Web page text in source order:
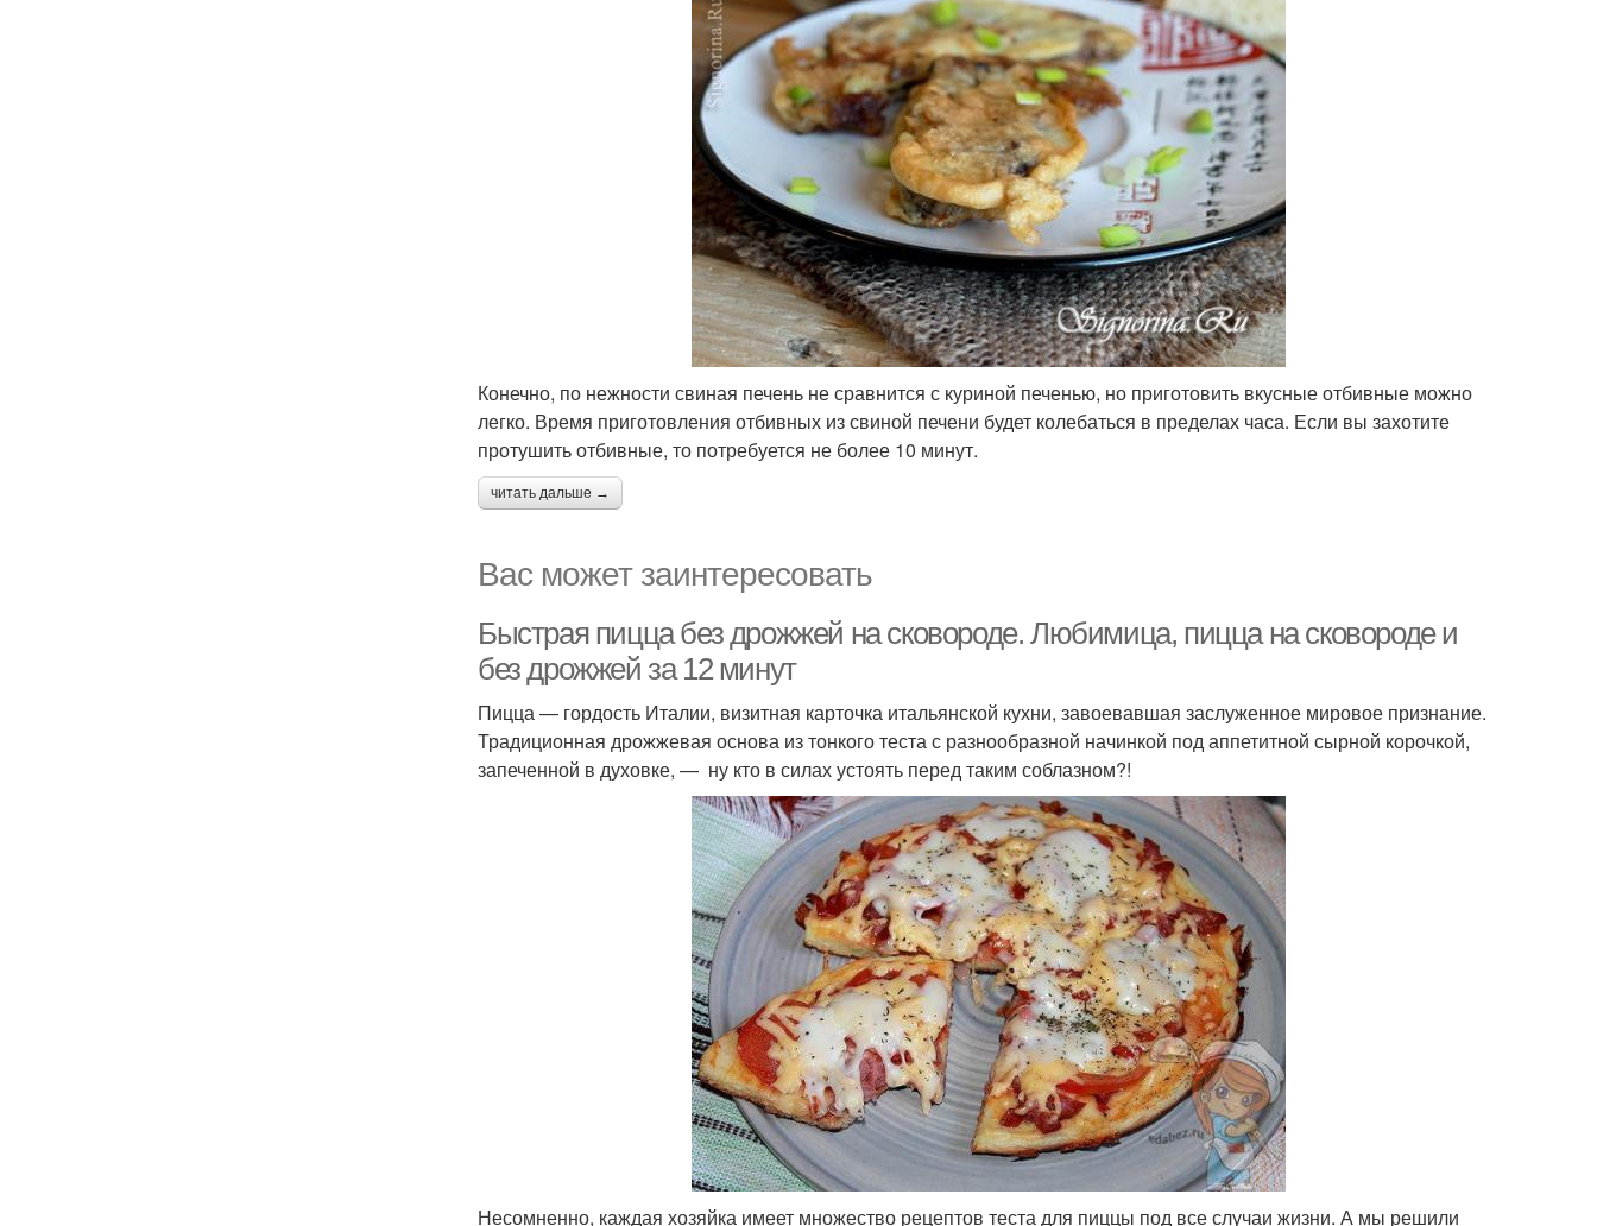
Конечно, по нежности свиная печень не сравнится с куриной печенью, но приготовить вкусные отбивные можно
легко. Время приготовления отбивных из свиной печени будет колебаться в пределах часа. Если вы захотите
протушить отбивные, то потребуется не более 10 минут.
читать дальше →
Вас может заинтересовать
Быстрая пицца без дрожжей на сковороде. Любимица, пицца на сковороде и
без дрожжей за 12 минут
Пицца — гордость Италии, визитная карточка итальянской кухни, завоевавшая заслуженное мировое признание.
Традиционная дрожжевая основа из тонкого теста с разнообразной начинкой под аппетитной сырной корочкой,
запеченной в духовке, — ну кто в силах устоять перед таким соблазном?!
Несомненно, каждая хозяйка имеет множество рецептов теста для пиццы под все случаи жизни. А мы решили